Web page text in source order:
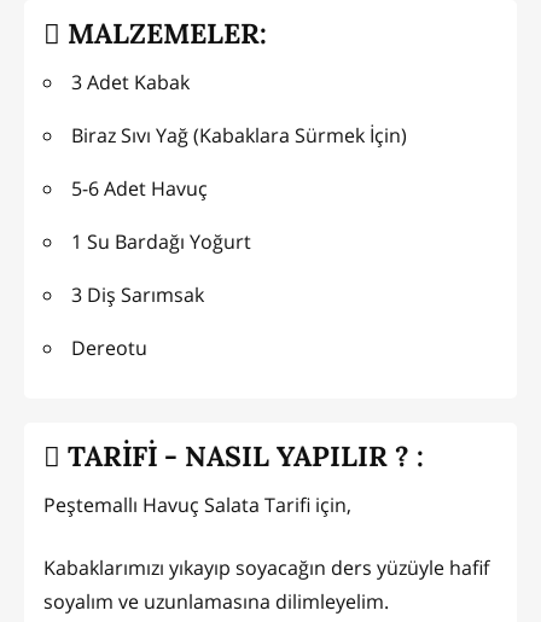
MALZEMELER:
3 Adet Kabak
Biraz Sıvı Yağ (Kabaklara Sürmek İçin)
5-6 Adet Havuç
1 Su Bardağı Yoğurt
3 Diş Sarımsak
Dereotu
TARİFİ - NASIL YAPILIR ? :
Peştemallı Havuç Salata Tarifi için,
Kabaklarımızı yıkayıp soyacağın ders yüzüyle hafif
soyalım ve uzunlamasına dilimleyelim.